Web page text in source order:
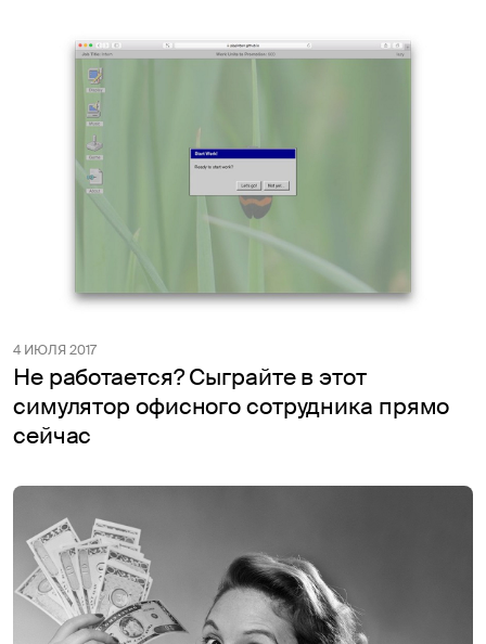
4 ИЮЛЯ 2017
Не работается? Сыграйте в этот
симулятор офисного сотрудника прямо
сейчас